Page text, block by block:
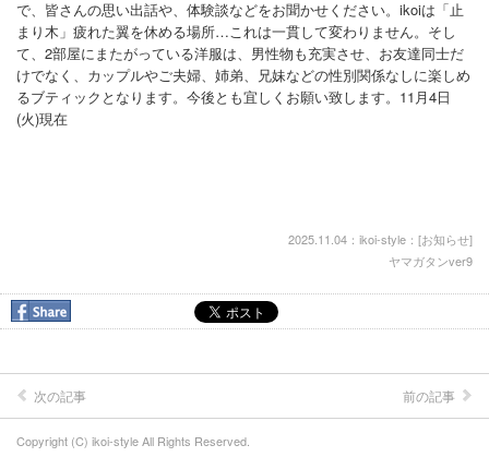
で、皆さんの思い出話や、体験談などをお聞かせください。ikoiは「止
まり木」疲れた翼を休める場所…これは一貫して変わりません。そし
て、2部屋にまたがっている洋服は、男性物も充実させ、お友達同士だ
けでなく、カップルやご夫婦、姉弟、兄妹などの性別関係なしに楽しめ
るブティックとなります。今後とも宜しくお願い致します。11月4日
(火)現在
2025.11.04：ikoi-style：[お知らせ]
ヤマガタンver9
次の記事 前の記事
Copyright (C) ikoi-style All Rights Reserved.